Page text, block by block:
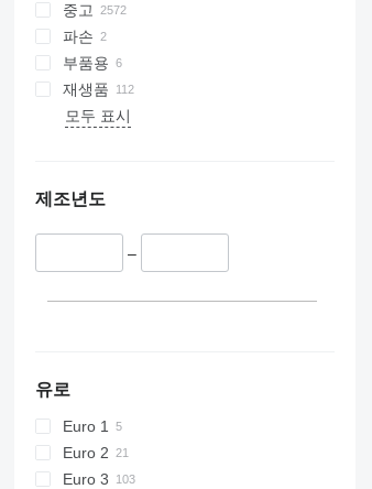
중고
파손
부품용
재생품
모두 표시
제조년도
–
유로
Euro 1
Euro 2
Euro 3